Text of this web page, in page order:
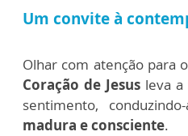
Um convite à
Olhar com atenção para
Coração de Jesusleva a
sentimento,
madura e consciente.